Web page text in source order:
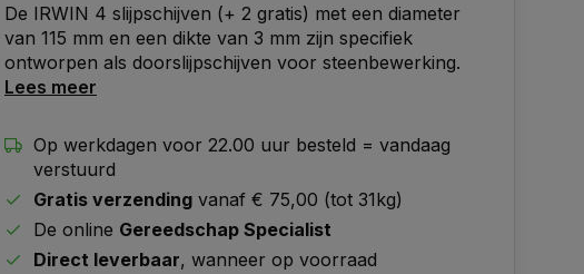
De IRWIN 4 slijpschijven (+ 2 gratis) met een diameter
van 115 mm en een dikte van 3 mm zijn specifiek
ontworpen als doorslijpschijven voor steenbewerking.
Lees meer
Op werkdagen voor 22.00 uur besteld = vandaag
verstuurd
Gratis verzending vanaf € 75,00 (tot 31kg)
De online Gereedschap Specialist
Direct leverbaar, wanneer op voorraad